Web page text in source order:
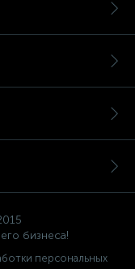
бизнеса!
персональных